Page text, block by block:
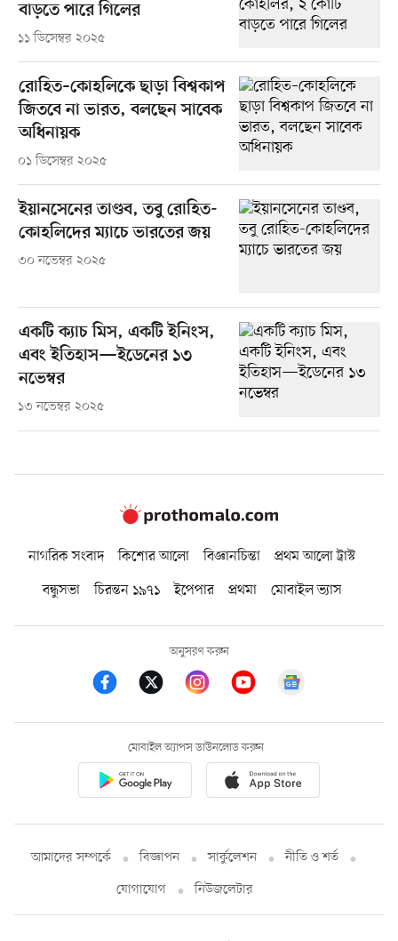
বাড়তে পারে গিলের
১১ ডিসেম্বর ২০২৫
রোহিত–কোহলিকে ছাড়া বিশ্বকাপ
জিতবে না ভারত, বলছেন সাবেক
অধিনায়ক
০১ ডিসেম্বর ২০২৫
ইয়ানসেনের তাণ্ডব, তবু রোহিত-
কোহলিদের ম্যাচে ভারতের জয়
৩০ নভেম্বর ২০২৫
একটি ক্যাচ মিস, একটি ইনিংস,
এবং ইতিহাস—ইডেনের ১৩
নভেম্বর
১৩ নভেম্বর ২০২৫
নাগরিক সংবাদ কিশোর আলো বিজ্ঞানচিন্তা
প্রথম আলো ট্রাস্ট
বন্ধুসভা
চিরন্তন ১৯৭১ ইপেপার প্রথমা মোবাইল ভ্যাস
অনুসরণ করুন
মোবাইল অ্যাপস ডাউনলোড করুন
আমাদের সম্পর্কে বিজ্ঞাপন সার্কুলেশন
নীতি ও শর্ত
যোগাযোগ
নিউজলেটার